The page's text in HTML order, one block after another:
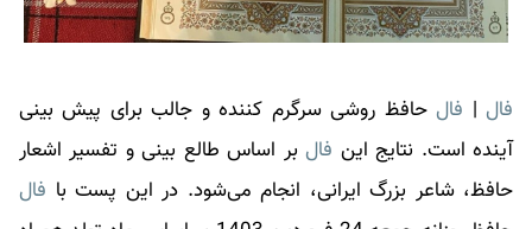
فال| فالحافظ روشی سرگرم کننده و جالب برای پیش بینی
آینده است. نتایج این فالبر اساس طالع بینی و تفسیر اشعار
حافظ، شاعر بزرگ ایرانی، انجام می‌شود. در این پست با فال